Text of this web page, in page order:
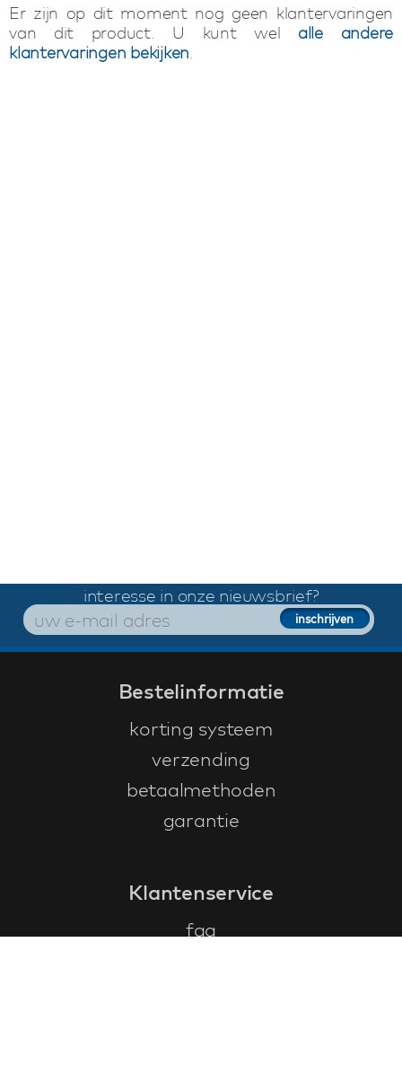
Er zijn op dit moment nog geen klantervaringen
van dit product. U kunt wel alle andere
klantervaringen bekijken.
interesse in onze nieuwsbrief?
Bestelinformatie
korting systeem
verzending
betaalmethoden
garantie
Klantenservice
faq